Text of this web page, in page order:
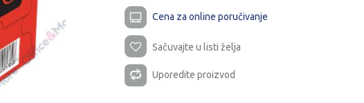
Cena za online poručivanje
Sačuvajte u listi želja
Uporedite proizvod